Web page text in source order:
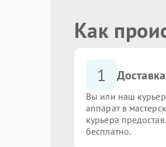
Ремонт / замена
Восстановление
Как
1 Доставка
Вы или наш
аппарат в
курьера
бесплатно.